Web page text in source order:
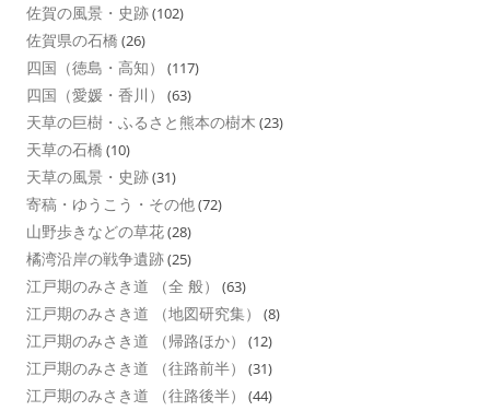
佐賀の風景・史跡(102)
佐賀県の石橋 (26)
四国（徳島・高知） (117)
四国（愛媛・香川） (63)
天草の巨樹・ふるさと熊本の樹木 (23)
天草の石橋 (10)
天草の風景・史跡(31)
寄稿・ゆうこう・その他(72)
山野歩きなどの草花(28)
橘湾沿岸の戦争遺跡(25)
江戸期のみさき道 （全 般） (63)
江戸期のみさき道 （地図研究集） (8)
江戸期のみさき道 （帰路ほか） (12)
江戸期のみさき道 （往路前半） (31)
江戸期のみさき道 （往路後半） (44)